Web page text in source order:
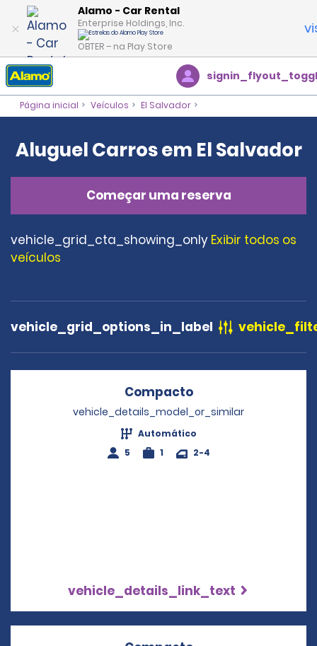
Alamo - Car Rental
Enterprise Holdings, Inc.
OBTER – na Play Store
Página inicial Veículos El Salvador
Aluguel Carros em El Salvador
Começar uma reserva
vehicle_grid_cta_showing_only Exibir todos os
veículos
vehicle_grid_options_in_label
CompactoOpens in a new
vehicle_details_model_or_similar
Automático
5
1 2-4
vehicle_details_link_text